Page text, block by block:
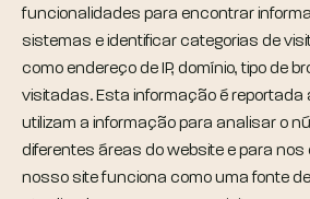
funcionalidades para encontrar
sistemas e identificar categorias de
como endereço de IP, domínio, tipo de
visitadas. Esta informação é
utilizam a informação para analisar o
diferentes áreas do website e para
nosso site funciona como uma fonte